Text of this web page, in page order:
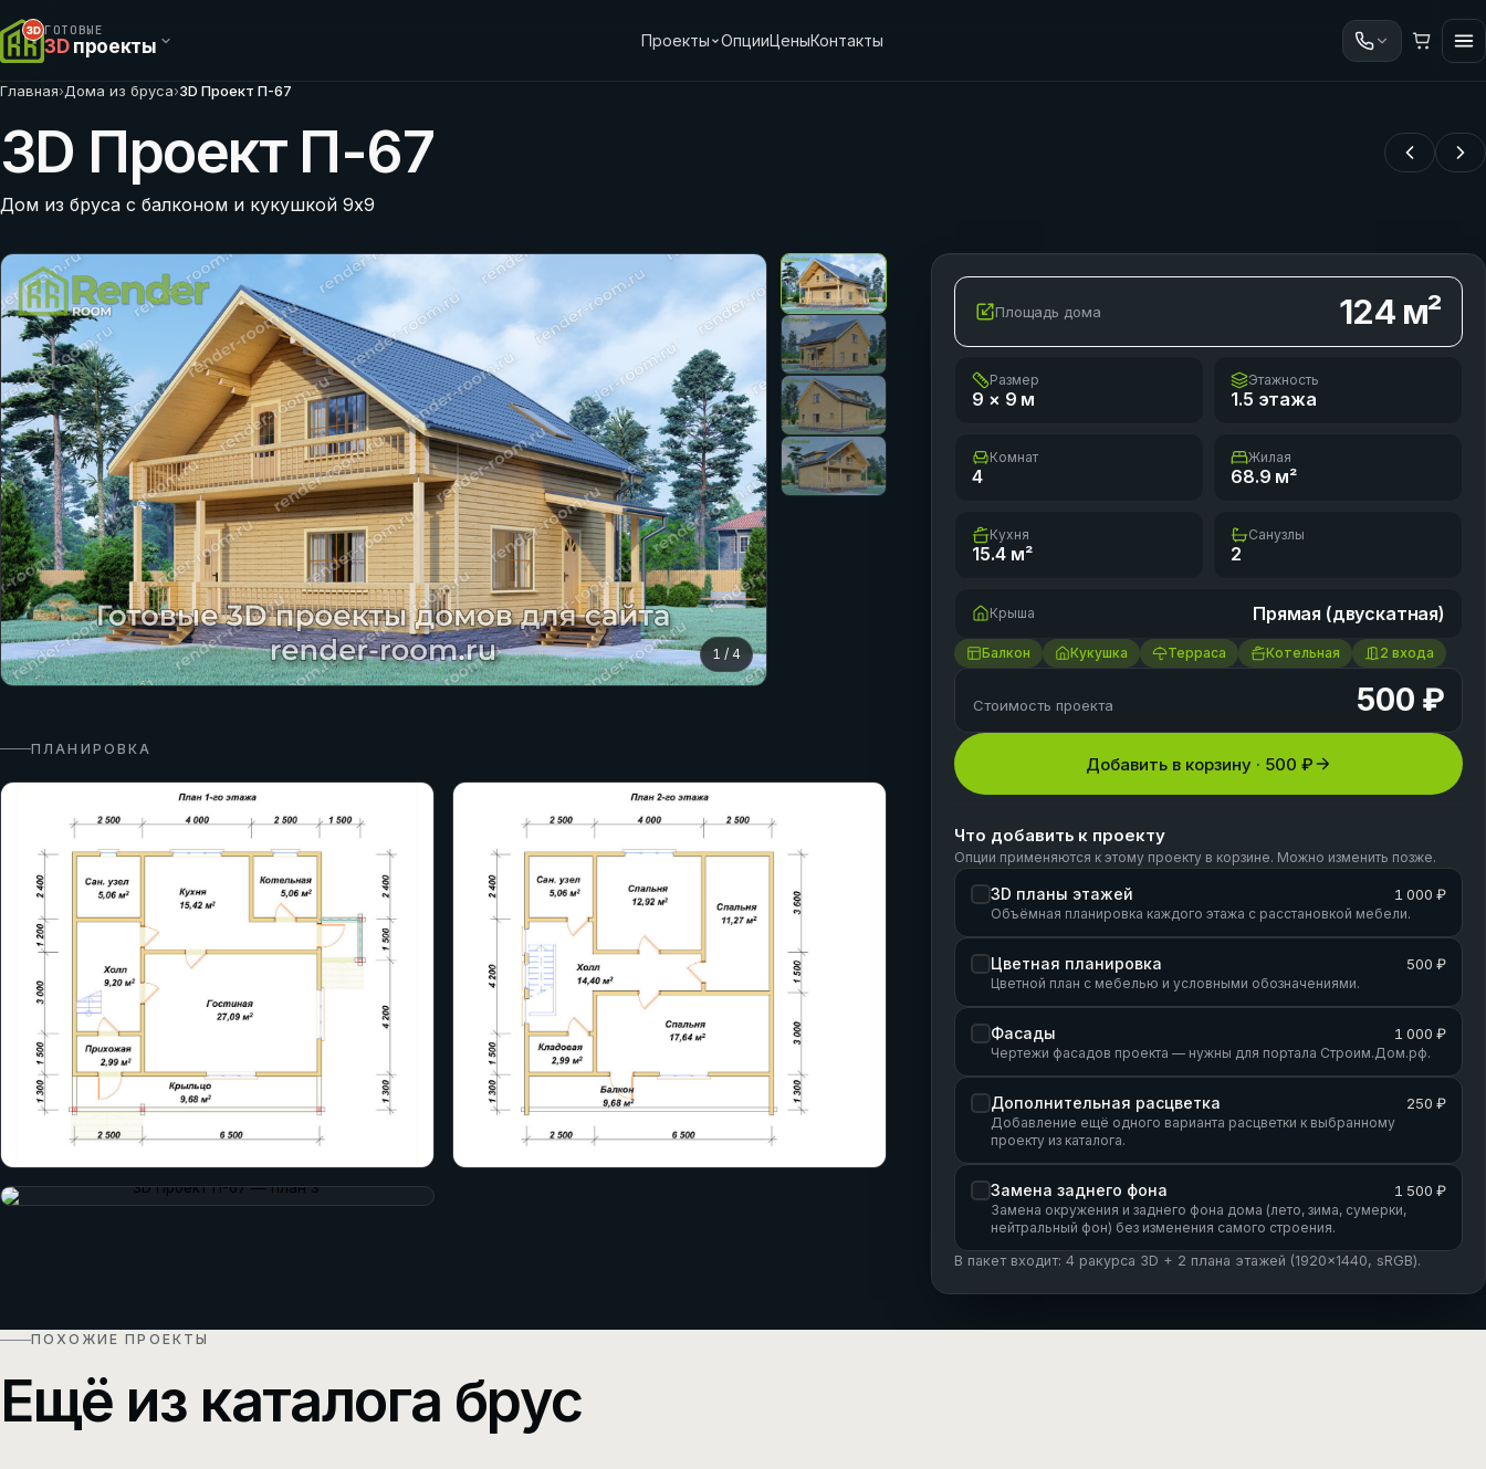
ГОТОВЫЕ
3Dпроекты Проекты ОпцииЦеныКонтакты
Главная›Дома из бруса›3D Проект П-67
3D Проект П-67
Дом из бруса с балконом и кукушкой 9х9
1 /4
ПЛАНИРОВКА
Площадь дома 124м²
Размер
9 × 9 м
Этажность
1.5 этажа
Комнат
4
Жилая
68.9 м²
Кухня
15.4м²
Санузлы
2
Крыша Прямая (двускатная)
Балкон Кукушка Терраса Котельная 2 входа
Стоимость проекта 500 ₽
Добавить в корзину · 500 ₽
Что добавить к проекту
Опции применяются к этому проекту в корзине. Можно изменить позже.
3D планы этажей 1 000 ₽
Объёмная планировка каждого этажа с расстановкой мебели.
Цветная планировка 500 ₽
Цветной план с мебелью и условными обозначениями.
Фасады 1 000 ₽
Чертежи фасадов проекта — нужны для портала Строим.Дом.рф.
Дополнительная расцветка 250 ₽
Добавление ещё одного варианта расцветки к выбранному
проекту из каталога.
Замена заднего фона 1 500 ₽
Замена окружения и заднего фона дома (лето, зима, сумерки,
нейтральный фон) без изменения самого строения.
В пакет входит: 4 ракурса 3D + 2 плана этажей (1920×1440, sRGB).
ПОХОЖИЕ ПРОЕКТЫ
Ещё из каталога брус